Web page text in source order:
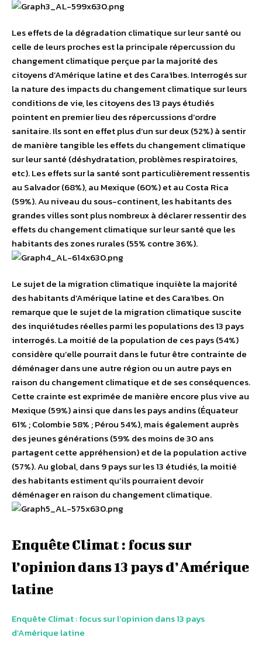
Les effets de la dégradation climatique sur leur santé ou
celle de leurs proches est la principale répercussion du
changement climatique perçue par la majorité des
citoyens d’Amérique latine et des Caraïbes. Interrogés sur
la nature des impacts du changement climatique sur leurs
conditions de vie, les citoyens des 13 pays étudiés
pointent en premier lieu des répercussions d’ordre
sanitaire. Ils sont en effet plus d’un sur deux (52%) à sentir
de manière tangible les effets du changement climatique
sur leur santé (déshydratation, problèmes respiratoires,
etc). Les effets sur la santé sont particulièrement ressentis
au Salvador (68%), au Mexique (60%) et au Costa Rica
(59%). Au niveau du sous-continent, les habitants des
grandes villes sont plus nombreux à déclarer ressentir des
effets du changement climatique sur leur santé que les
habitants des zones rurales (55% contre 36%).
Le sujet de la migration climatique inquiète la majorité
des habitants d’Amérique latine et des Caraïbes. On
remarque que le sujet de la migration climatique suscite
des inquiétudes réelles parmi les populations des 13 pays
interrogés. La moitié de la population de ces pays (54%)
considère qu’elle pourrait dans le futur être contrainte de
déménager dans une autre région ou un autre pays en
raison du changement climatique et de ses conséquences.
Cette crainte est exprimée de manière encore plus vive au
Mexique (59%) ainsi que dans les pays andins (Équateur
61% ; Colombie 58% ; Pérou 54%), mais également auprès
des jeunes générations (59% des moins de 30 ans
partagent cette appréhension) et de la population active
(57%). Au global, dans 9 pays sur les 13 étudiés, la moitié
des habitants estiment qu’ils pourraient devoir
déménager en raison du changement climatique.
Enquête Climat : focus sur
l’opinion dans 13 pays d’Amérique
latine
Enquête Climat : focus sur l’opinion dans 13 pays
d’Amérique latine